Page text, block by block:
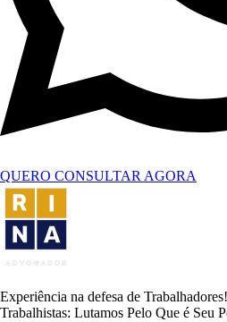
QUERO CONSULTAR AGORA
Experiência na defesa de
Trabalhistas: Lutamos Pelo Que é Seu